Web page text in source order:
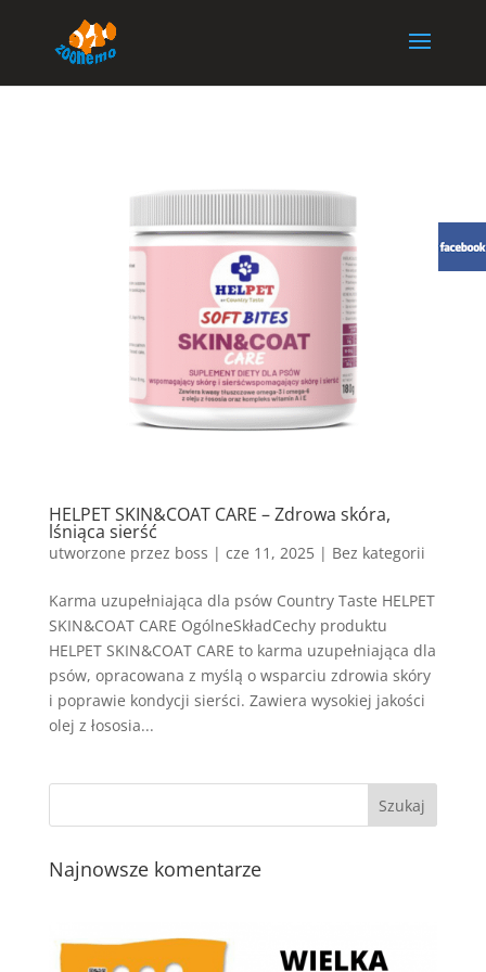
HELPET SKIN&COAT CARE – Zdrowa skóra,
lśniąca sierść
utworzone przez boss | cze 11, 2025| Bez kategorii
Karma uzupełniająca dla psów Country Taste HELPET
SKIN&COAT CARE OgólneSkładCechy produktu
HELPET SKIN&COAT CARE to karma uzupełniająca dla
psów, opracowana z myślą o wsparciu zdrowia skóry
i poprawie kondycji sierści. Zawiera wysokiej jakości
olej z łososia...
Najnowsze komentarze